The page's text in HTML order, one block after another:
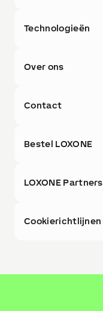
Technologieën
Over ons
Contact
Bestel LOXONE
LOXONE Partners
Cookierichtlijnen